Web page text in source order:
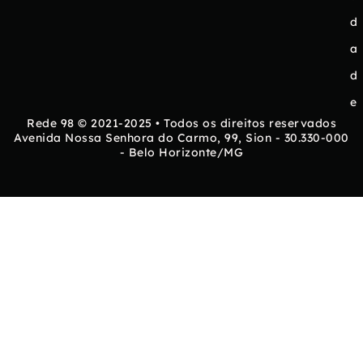
d
a
d
e
Rede 98 © 2021-2025 • Todos os direitos reservados
Avenida Nossa Senhora do Carmo, 99, Sion - 30.330-000
- Belo Horizonte/MG